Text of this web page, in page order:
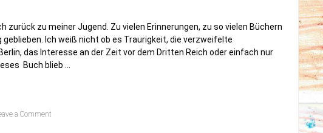
zurück zu meiner Jugend. Zu vielen Erinnerungen, zu so vielen Büchern
geblieben. Ich weiß nicht ob es Traurigkeit, die verzweifelte
das Interesse an der Zeit vor dem Dritten Reich oder einfach nur
Buch blieb …
a Commenton